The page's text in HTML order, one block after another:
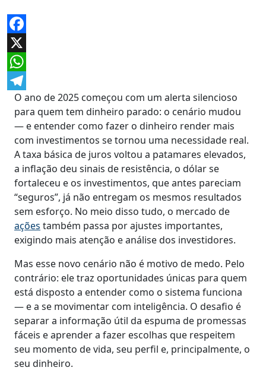
Facebook
X
WhatsApp
Telegram
O ano de 2025 começou com um alerta silencioso
para quem tem dinheiro parado: o cenário mudou
— e entender como fazer o dinheiro render mais
com investimentos se tornou uma necessidade real.
A taxa básica de juros voltou a patamares elevados,
a inflação deu sinais de resistência, o dólar se
fortaleceu e os investimentos, que antes pareciam
“seguros”, já não entregam os mesmos resultados
sem esforço. No meio disso tudo, o mercado de
ações também passa por ajustes importantes,
exigindo mais atenção e análise dos investidores.
Mas esse novo cenário não é motivo de medo. Pelo
contrário: ele traz oportunidades únicas para quem
está disposto a entender como o sistema funciona
— e a se movimentar com inteligência. O desafio é
separar a informação útil da espuma de promessas
fáceis e aprender a fazer escolhas que respeitem
seu momento de vida, seu perfil e, principalmente, o
seu dinheiro.